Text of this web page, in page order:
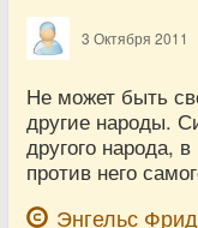
3 Октября 2011
Не может быть
другие народы.
другого народа,
против него
Энгельс